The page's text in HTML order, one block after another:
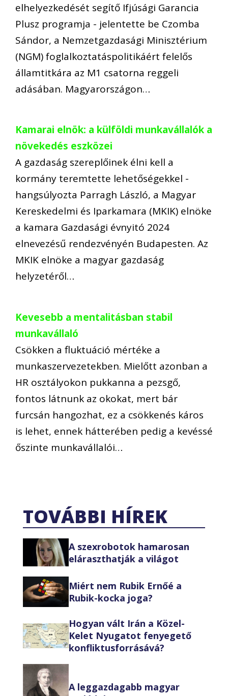
elhelyezkedését segítő Ifjúsági Garancia
Plusz programja - jelentette be Czomba
Sándor, a Nemzetgazdasági Minisztérium
(NGM) foglalkoztatáspolitikáért felelős
államtitkára az M1 csatorna reggeli
adásában. Magyarországon…
Kamarai elnök: a külföldi munkavállalók a
növekedés eszközei
A gazdaság szereplőinek élni kell a
kormány teremtette lehetőségekkel -
hangsúlyozta Parragh László, a Magyar
Kereskedelmi és Iparkamara (MKIK) elnöke
a kamara Gazdasági évnyitó 2024
elnevezésű rendezvényén Budapesten. Az
MKIK elnöke a magyar gazdaság
helyzetéről…
Kevesebb a mentalitásban stabil
munkavállaló
Csökken a fluktuáció mértéke a
munkaszervezetekben. Mielőtt azonban a
HR osztályokon pukkanna a pezsgő,
fontos látnunk az okokat, mert bár
furcsán hangozhat, ez a csökkenés káros
is lehet, ennek hátterében pedig a kevéssé
őszinte munkavállalói…
TOVÁBBI HÍREK
A szexrobotok hamarosan
eláraszthatják a világot
Miért nem Rubik Ernőé a
Rubik-kocka joga?
Hogyan vált Irán a Közel-
Kelet Nyugatot fenyegető
konfliktusforrásává?
A leggazdagabb magyar